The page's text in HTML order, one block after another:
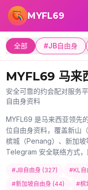
跳转到主要内容
MYFL69
全部 #JB自由身
MYFL69 马来
安全可靠的约会配对服务
自由身资料
MYFL69 是马来西亚领先
位自由身资料，覆盖新山
槟城（Penang）、新加
Telegram 安全联络方式，
#JB自由身 (327) #KL自
#新加坡自由身 (44)
#槟